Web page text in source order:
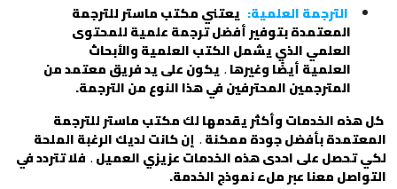
الترجمة العلمية: يعتني مكتب ماستر للترجمة
المعتمدة بتوفير أفضل ترجمة علمية للمحتوى
العلمي الذي يشملالكتب العلميةوالأبحاث
العلميةأيضًا وغيرها. يكون على يد فريق معتمد من
المترجمين المحترفين في هذا النوع من الترجمة.
كل هذه الخدمات وأكثر يقدمها لك مكتب ماستر للترجمة
المعتمدة بأفضل جودة ممكنة. إن كانت لديك الرغبة الملحة
لكي تحصل على احدى هذه الخدمات عزيزي العميل. فلا تتردد في
التواصل معنا عبر ملءنموذج الخدمة.